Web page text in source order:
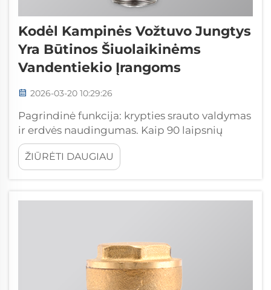
Kodėl Kampinės Vožtuvo Jungtys
Yra Būtinos Šiuolaikinėms
Vandentiekio Įrangoms
2026-03-20 10:29:26
Pagrindinė funkcija: krypties srauto valdymas
ir erdvės naudingumas. Kaip 90 laipsnių
kampinės sklendys leidžia tiksliai nukreipti
vandenį ir kompaktiškai įdiegti. Kampinės
sklendys taip gerai tinka vandens krypties
ŽIŪRĖTI DAUGIAU